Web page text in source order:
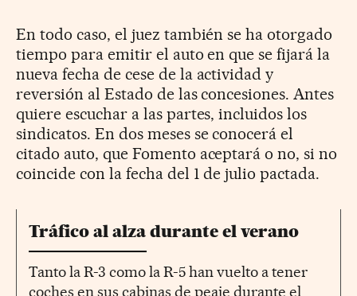
En todo caso, el juez también se ha otorgado
tiempo para emitir el auto en que se fijará la
nueva fecha de cese de la actividad y
reversión al Estado de las concesiones. Antes
quiere escuchar a las partes, incluidos los
sindicatos. En dos meses se conocerá el
citado auto, que Fomento aceptará o no, si no
coincide con la fecha del 1 de julio pactada.
Tráfico al alza durante el verano
Tanto la R-3 como la R-5 han vuelto a tener
coches en sus cabinas de peaje durante el